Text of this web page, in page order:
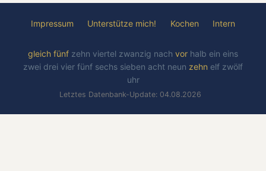
Impressum Unterstütze mich! Kochen Intern
gleich fünf zehn viertel zwanzig nach vor halb ein eins
zwei drei vier fünf sechs sieben acht neun zehn elf zwölf
uhr
Letztes Datenbank-Update: 04.08.2026